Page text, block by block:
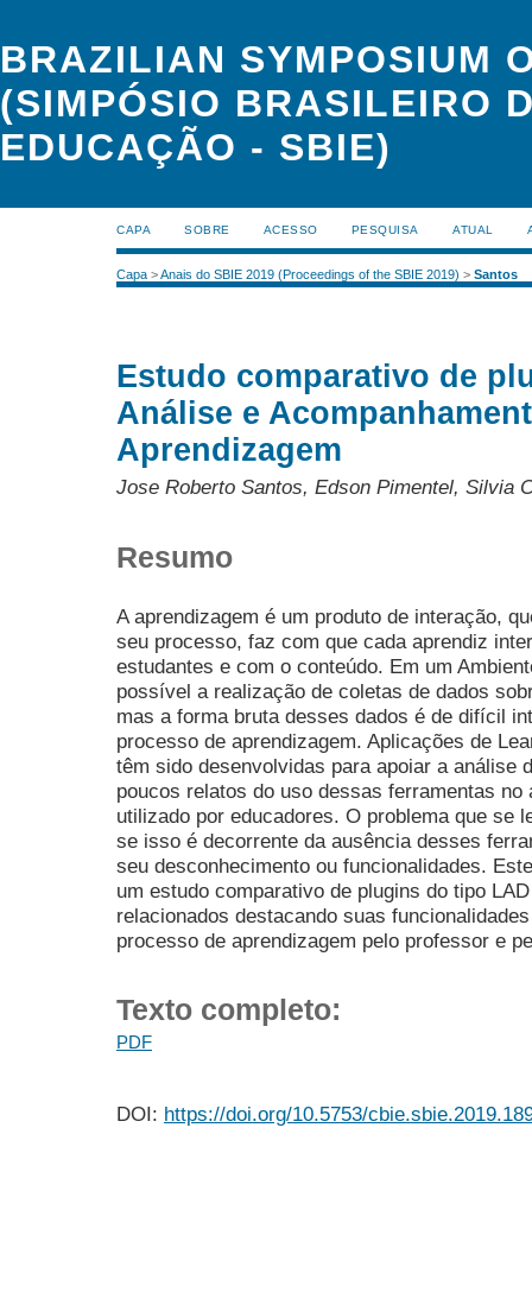
BRAZILIAN SYMPOSIUM
(SIMPÓSIO BRASILEIRO
EDUCAÇÃO - SBIE)
CAPA SOBRE ACESSO PESQUISA ATUAL
Capa >Anais do SBIE 2019 (Proceedings of the SBIE 2019) > Santos
Estudo comparativo de
Análise e
Aprendizagem
Jose Roberto Santos, Edson Pimentel, Silvia
Resumo
A aprendizagem é um produto de interação,
seu processo, faz com que cada aprendiz
estudantes e com o conteúdo. Em um
possível a realização de coletas de dados
mas a forma bruta desses dados é de difícil
processo de aprendizagem. Aplicações de
têm sido desenvolvidas para apoiar a análise
poucos relatos do uso dessas ferramentas
utilizado por educadores. O problema que se
se isso é decorrente da ausência desses
seu desconhecimento ou funcionalidades.
um estudo comparativo de plugins do tipo
relacionados destacando suas
processo de aprendizagem pelo professor e
Texto completo:
PDF
DOI: https://doi.org/10.5753/